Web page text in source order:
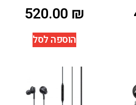
520.00₪
הוספה לסל